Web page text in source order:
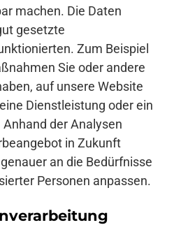
machen. Die Daten
gesetzte
Zum Beispiel
Sie oder andere
auf unsere Website
Dienstleistung oder ein
der Analysen
in Zukunft
an die Bedürfnisse
Personen anpassen.